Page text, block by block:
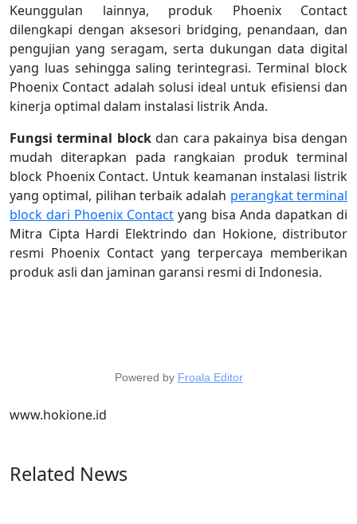
Keunggulan lainnya, produk Phoenix Contact
dilengkapi dengan aksesori bridging, penandaan, dan
pengujian yang seragam, serta dukungan data digital
yang luas sehingga saling terintegrasi. Terminal block
Phoenix Contact adalah solusi ideal untuk efisiensi dan
kinerja optimal dalam instalasi listrik Anda.
Fungsi terminal blockdan cara pakainya bisa dengan
mudah diterapkan pada rangkaian produk terminal
block Phoenix Contact. Untuk keamanan instalasi listrik
yang optimal, pilihan terbaik adalah perangkat terminal
block dari Phoenix Contact yang bisa Anda dapatkan di
Mitra Cipta Hardi Elektrindo dan Hokione, distributor
resmi Phoenix Contact yang terpercaya memberikan
produk asli dan jaminan garansi resmi di Indonesia.
Powered by Froala Editor
www.hokione.id
Related News